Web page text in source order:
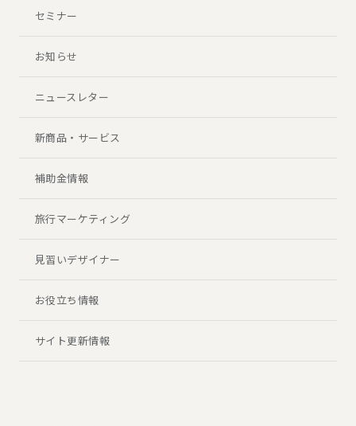
セミナー
お知らせ
ニュースレター
新商品・サービス
補助金情報
旅行マーケティング
見習いデザイナー
お役立ち情報
サイト更新情報